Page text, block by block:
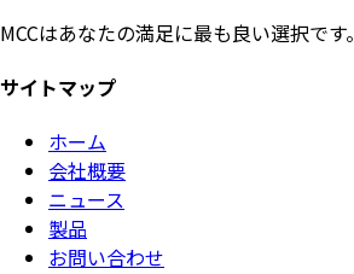
MCCはあなたの満足に最も良い選択です。
サイトマップ
ホーム
会社概要
ニュース
製品
お問い合わせ